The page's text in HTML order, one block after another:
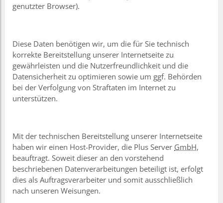
genutzter Browser).
Diese Daten benötigen wir, um die für Sie technisch
korrekte Bereitstellung unserer Internetseite zu
gewährleisten und die Nutzerfreundlichkeit und die
Datensicherheit zu optimieren sowie um ggf. Behörden
bei der Verfolgung von Straftaten im Internet zu
unterstützen.
Mit der technischen Bereitstellung unserer Internetseite
haben wir einen Host-Provider, die Plus Server GmbH,
beauftragt. Soweit dieser an den vorstehend
beschriebenen Datenverarbeitungen beteiligt ist, erfolgt
dies als Auftragsverarbeiter und somit ausschließlich
nach unseren Weisungen.